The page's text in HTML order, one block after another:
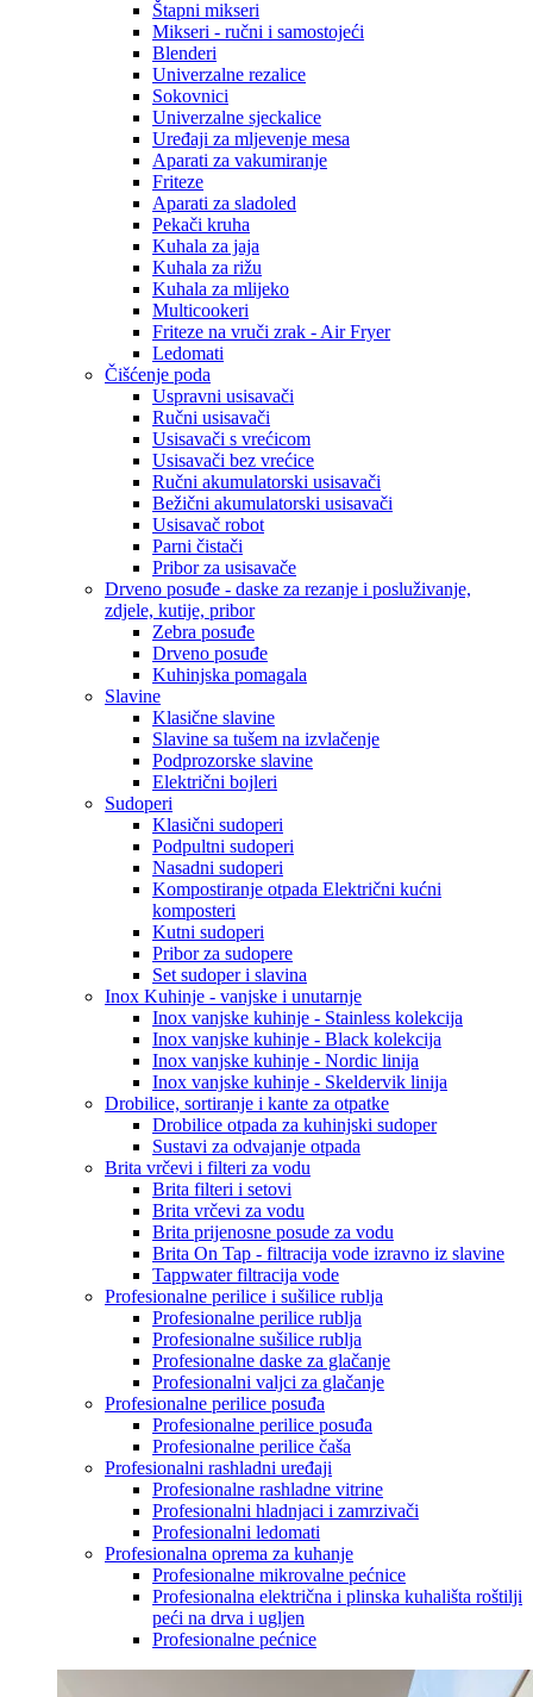
Štapni mikseri
Mikseri - ručni i samostojeći
Blenderi
Univerzalne rezalice
Sokovnici
Univerzalne sjeckalice
Uređaji za mljevenje mesa
Aparati za vakumiranje
Friteze
Aparati za sladoled
Pekači kruha
Kuhala za jaja
Kuhala za rižu
Kuhala za mlijeko
Multicookeri
Friteze na vruči zrak - Air Fryer
Ledomati
Čišćenje poda
Uspravni usisavači
Ručni usisavači
Usisavači s vrećicom
Usisavači bez vrećice
Ručni akumulatorski usisavači
Bežični akumulatorski usisavači
Usisavač robot
Parni čistači
Pribor za usisavače
Drveno posuđe - daske za rezanje i posluživanje,
zdjele, kutije, pribor
Zebra posuđe
Drveno posuđe
Kuhinjska pomagala
Slavine
Klasične slavine
Slavine sa tušem na izvlačenje
Podprozorske slavine
Električni bojleri
Sudoperi
Klasični sudoperi
Podpultni sudoperi
Nasadni sudoperi
Kompostiranje otpada Električni kućni
komposteri
Kutni sudoperi
Pribor za sudopere
Set sudoper i slavina
Inox Kuhinje - vanjske i unutarnje
Inox vanjske kuhinje - Stainless kolekcija
Inox vanjske kuhinje - Black kolekcija
Inox vanjske kuhinje - Nordic linija
Inox vanjske kuhinje - Skeldervik linija
Drobilice, sortiranje i kante za otpatke
Drobilice otpada za kuhinjski sudoper
Sustavi za odvajanje otpada
Brita vrčevi i filteri za vodu
Brita filteri i setovi
Brita vrčevi za vodu
Brita prijenosne posude za vodu
Brita On Tap - filtracija vode izravno iz slavine
Tappwater filtracija vode
Profesionalne perilice i sušilice rublja
Profesionalne perilice rublja
Profesionalne sušilice rublja
Profesionalne daske za glačanje
Profesionalni valjci za glačanje
Profesionalne perilice posuđa
Profesionalne perilice posuđa
Profesionalne perilice čaša
Profesionalni rashladni uređaji
Profesionalne rashladne vitrine
Profesionalni hladnjaci i zamrzivači
Profesionalni ledomati
Profesionalna oprema za kuhanje
Profesionalne mikrovalne pećnice
Profesionalna električna i plinska kuhališta roštilji
peći na drva i ugljen
Profesionalne pećnice